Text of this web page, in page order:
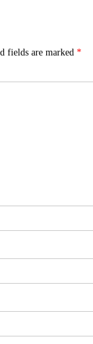
fields are marked *